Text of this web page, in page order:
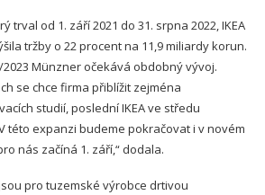
trval od 1. září 2021 do 31. srpna 2022, IKEA
tržby o 22 procent na 11,9 miliardy korun.
Münzner očekává obdobný vývoj.
se chce firma přiblížit zejména
studií, poslední IKEA ve středu
této expanzi budeme pokračovat i v novém
nás začíná 1. září,“ dodala.
pro tuzemské výrobce drtivou